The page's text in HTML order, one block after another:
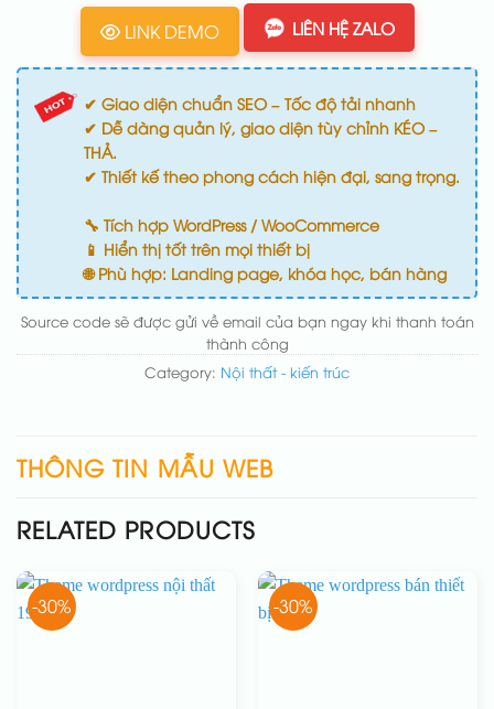
LINK DEMO LIÊN HỆ ZALO
✔ Giao diện chuẩn SEO – Tốc độ tải nhanh
✔ Dễ dàng quản lý, giao diện tùy chỉnh KÉO –
THẢ.
✔ Thiết kế theo phong cách hiện đại, sang trọng.
🔧 Tích hợp WordPress / WooCommerce
📱 Hiển thị tốt trên mọi thiết bị
🌐 Phù hợp: Landing page, khóa học, bán hàng
Source code sẽ được gửi về email của bạn ngay khi thanh toán
thành công
Category: Nội thất - kiến trúc
THÔNG TIN MẪU WEB
RELATED PRODUCTS
-30% -30%